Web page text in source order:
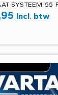
SYSTEEM 55
Incl. btw